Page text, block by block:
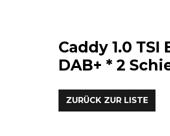
Caddy 1.0
DAB+ * 2
ZURÜCK ZUR LISTE